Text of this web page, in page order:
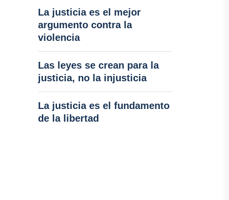
La justicia es el mejor
argumento contra la
violencia
Las leyes se crean para la
justicia, no la injusticia
La justicia es el fundamento
de la libertad